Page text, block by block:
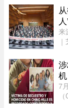
来
列
幅
7